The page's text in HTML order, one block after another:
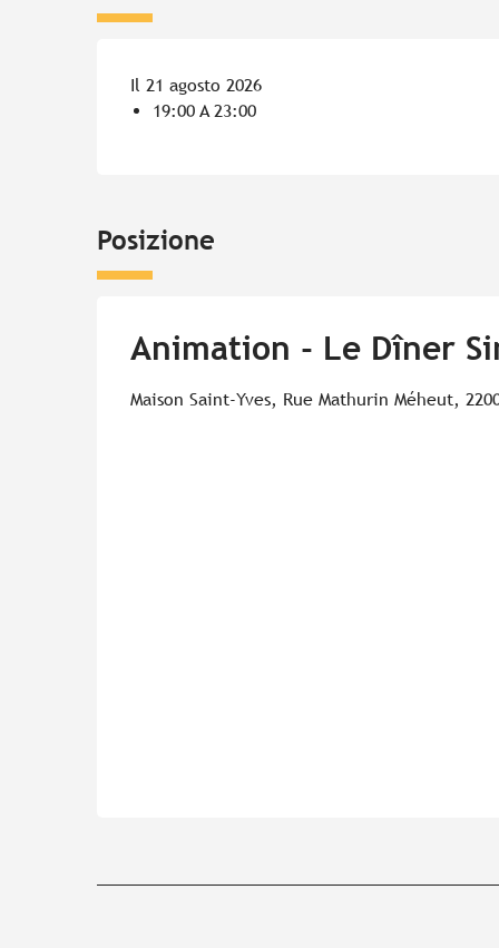
Il 21 agosto 2026
19:00 A 23:00
Posizione
Animation - Le Dîner
Maison Saint-Yves, Rue Mathurin Méheut,